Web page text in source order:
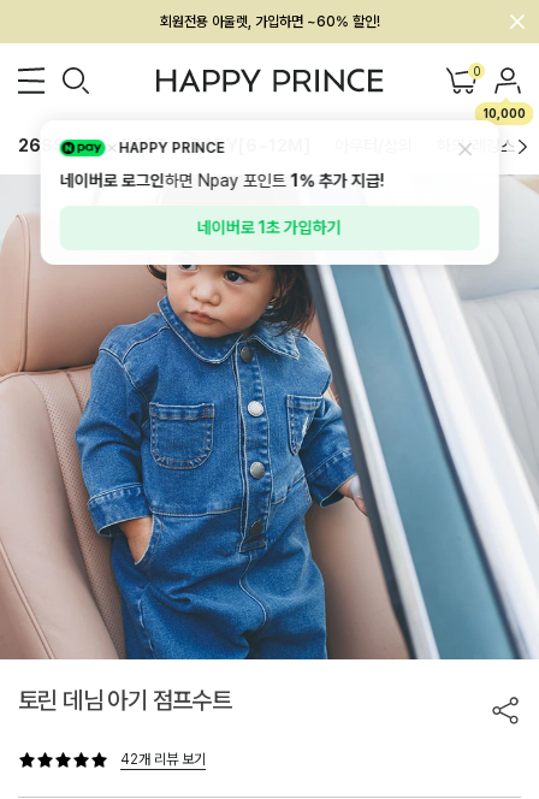
멤버십 최대 28,000원 혜택
0
10,000
26SS 신상 BEST BABY[6~12M] 하의/레깅스
토린 데님 아기 점프수트
42개 리뷰 보기
HAPPY PRINCE
네이버로 로그인하면 Npay 포인트1%추가 지급!
네이버로 1초 가입하기